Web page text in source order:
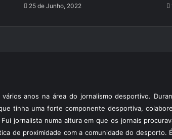
25 de Junho, 2022
anos na área do jornalismo desportivo.
tinha uma forte componente desportiva,
jornalista numa altura em que os jornais
de proximidade com a comunidade do desporto.